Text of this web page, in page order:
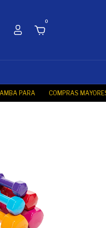
0
COMPRAS MAYORES A $ 100.000